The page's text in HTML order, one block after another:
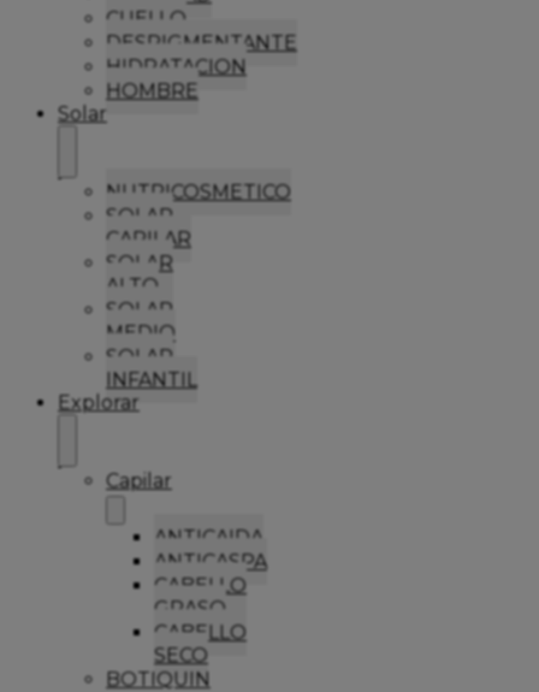
CUELLO
DESPIGMENTANTE
HIDRATACION
HOMBRE
Solar
NUTRICOSMETICO
SOLAR
CAPILAR
SOLAR
ALTO
SOLAR
MEDIO
SOLAR
INFANTIL
Explorar
Capilar
ANTICAIDA
ANTICASPA
CABELLO
GRASO
CABELLO
SECO
BOTIQUIN